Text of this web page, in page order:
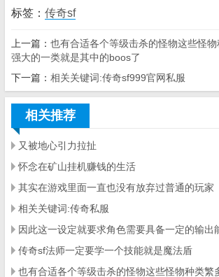
标签： 传奇sf
上一篇： 也有合适各个等级击杀的怪物这些怪
强大的一类就是其中的boos了
下一篇： 相关关键词:传奇sf999官网私服
相关推荐
又被地心引力拉扯
怀念在矿山挂机赚钱的生活
其实在游戏里面一直也没有放弃过普通的玩家
相关关键词:传奇私服
因此这一设定就要求角色需要具备一定的输出
传奇sf法师一定要学一个技能就是魔法盾